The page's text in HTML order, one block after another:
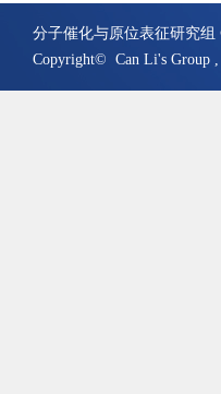
分子催化与原位表征研究
Copyright© Can Li's Group ,